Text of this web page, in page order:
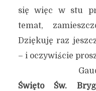
się więc w stu
temat,
Dziękuję raz
– i oczywiście
Gaudium et
Święto Św.